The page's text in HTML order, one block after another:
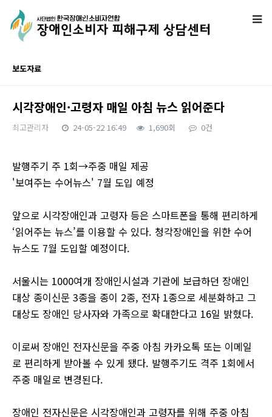
보도자료
시각장애인·고령자 매일 아침 뉴스 읽어준다
최고관리자 24-05-22 16:49 1,690회 0건
발행주기 주 1회→주중 매일 제공
'보여주는 수어뉴스' 7월 도입 예정
앞으로 시각장애인과 고령자 등은 스마트폰을 통해 편리하게
‘읽어주는 뉴스’를 이용할 수 있다. 청각장애인을 위한 수어
뉴스도 7월 도입할 예정이다.
서울시는 1000여개 장애인시설과 기관에 보급하던 장애인
대상 종이신문 3종을 종이 2종, 전자 1종으로 세분화하고 그
대상도 장애인 당사자와 가족으로 확대한다고 16일 밝혔다.
이로써 장애인 전자신문을 주중 아침 카카오톡 또는 이메일
로 편리하게 받아볼 수 있게 됐다. 발행주기도 격주 1회에서
주중 매일로 변경된다.
장애인 전자신문은 시각장애인과 고령자를 위해 주중 아침